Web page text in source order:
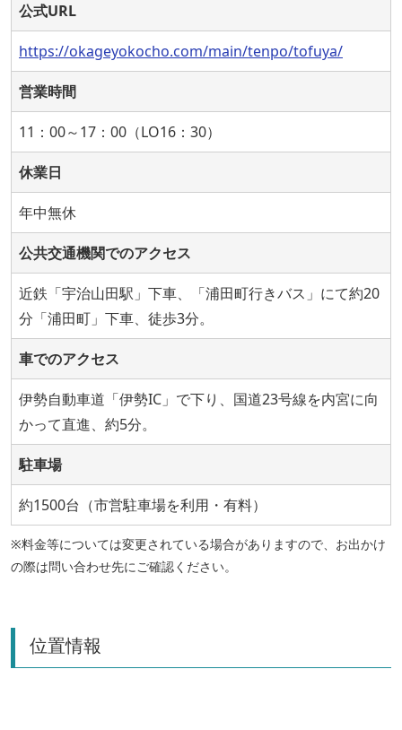
公式URL
https://okageyokocho.com/main/tenpo/tofuya/
営業時間
11：00～17：00（LO16：30）
休業日
年中無休
公共交通機関でのアクセス
近鉄「宇治山田駅」下車、「浦田町行きバス」にて約20
分「浦田町」下車、徒歩3分。
車でのアクセス
伊勢自動車道「伊勢IC」で下り、国道23号線を内宮に向
かって直進、約5分。
駐車場
約1500台（市営駐車場を利用・有料）
※料金等については変更されている場合がありますので、お出かけ
の際は問い合わせ先にご確認ください。
位置情報